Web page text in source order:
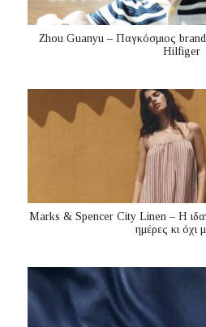
Zhou Guanyu – Παγκόσμιος
Hilfiger
Marks & Spencer City Linen – Η
ημέρες κι όχι